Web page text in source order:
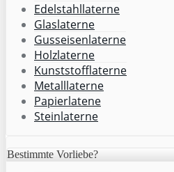
Edelstahllaterne
Glaslaterne
Gusseisenlaterne
Holzlaterne
Kunststofflaterne
Metalllaterne
Papierlatene
Steinlaterne
Bestimmte Vorliebe?